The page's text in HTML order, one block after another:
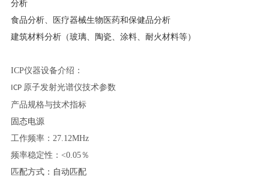
分析
食品分析、医疗器械生物医药和保健品分析
建筑材料分析（玻璃、陶瓷、涂料、 耐火材料等）
ICP仪器设备介绍：
ICP 原子发射光谱仪技术参数
产品规格与技术指标
固态电源
工作频率： 27.12MHz
频率稳定性： <0.05％
匹配方式：自动匹配